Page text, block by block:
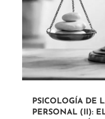
PSICOLOGÍA DE
PERSONAL (II):